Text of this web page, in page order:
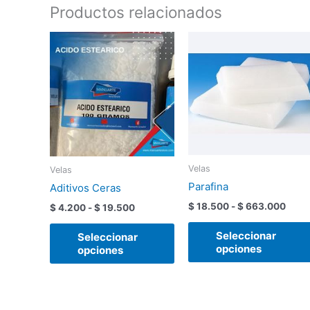
Productos relacionados
Velas
Aditivos Ceras
$4.200 -$19.500
Rango
de
precios:
desde
$ 4.200
hasta
$ 19.500
Seleccionar
opciones
Este
producto
tiene
múltiples
variantes.
opciones
se
pueden
elegir
la
Velas
Parafina
$18.500 - $663.000
$
hasta
$
Seleccionar
opciones